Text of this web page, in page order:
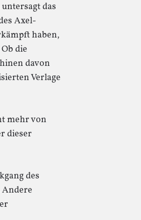
das
Axel-
haben,
die
davon
Verlage
mehr von
dieser
des